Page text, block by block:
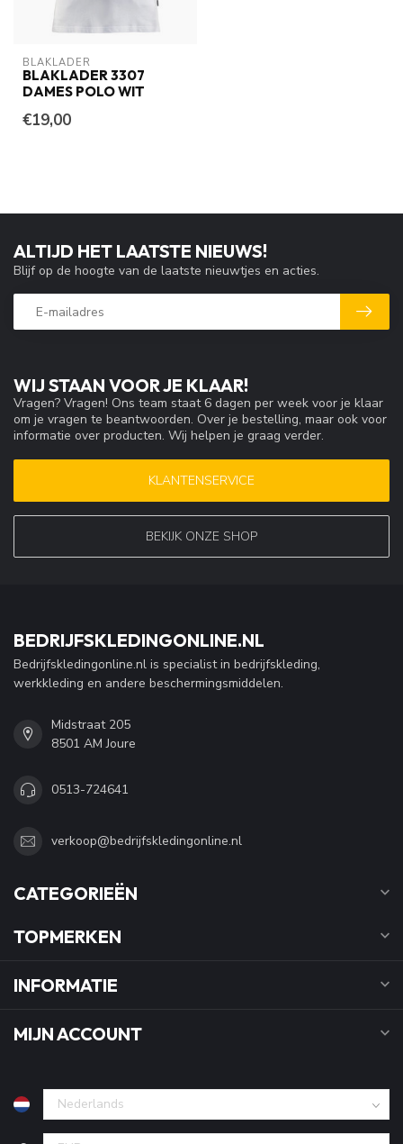
BLAKLADER
BLAKLADER 3307
DAMES POLO WIT
€19,00
WIJ STAAN VOOR JE KLAAR!
Vragen? Vragen! Ons team staat 6 dagen per week voor je klaar
om je vragen te beantwoorden. Over je bestelling, maar ook voor
informatie over producten. Wij helpen je graag verder.
KLANTENSERVICE
BEKIJK ONZE SHOP
ALTIJD HET LAATSTE NIEUWS!
Blijf op de hoogte van de laatste nieuwtjes en acties.
BEDRIJFSKLEDINGONLINE.NL
Bedrijfskledingonline.nl is specialist in bedrijfskleding,
werkkleding en andere beschermingsmiddelen.
Midstraat 205
8501 AM Joure
0513-724641
verkoop@bedrijfskledingonline.nl
CATEGORIEËN
TOPMERKEN
INFORMATIE
MIJN ACCOUNT